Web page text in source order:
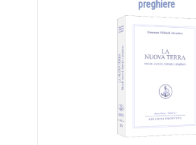
preghiere